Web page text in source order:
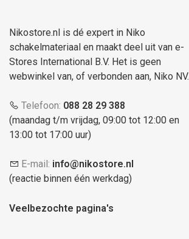
Nikostore.nl is dé expert in Niko
schakelmateriaal en maakt deel uit van e-
Stores International B.V. Het is geen
webwinkel van, of verbonden aan, Niko NV.
Telefoon: 088 28 29 388
(maandag t/m vrijdag, 09:00 tot 12:00 en
13:00 tot 17:00 uur)
E-mail: info@nikostore.nl
(reactie binnen één werkdag)
Veelbezochte pagina's